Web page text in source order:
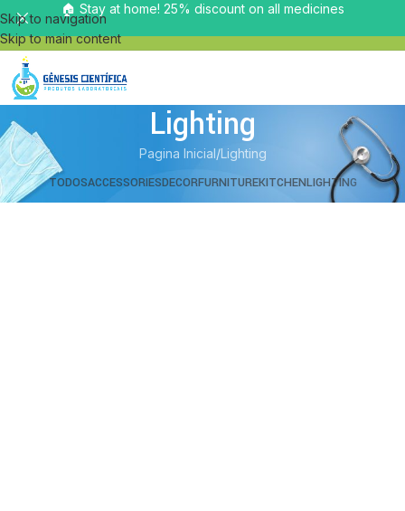
Skip to navigation
Skip to main content
🏠 Stay at home! 25% discount on all medicines
Lighting
Pagina Inicial Lighting
TODOSACCESSORIESDECORFURNITUREKITCHENLIGHTING